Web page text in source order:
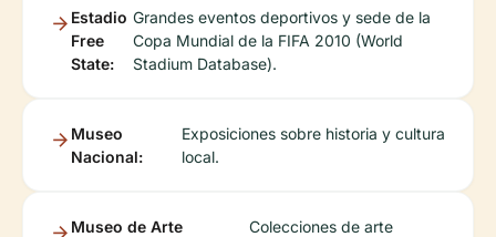
Estadio
Free
State:
Grandes eventos deportivos y sede de la
Copa Mundial de la FIFA 2010 (World
Stadium Database).
Museo
Nacional:
Exposiciones sobre historia y cultura
local.
Museo de Arte
Colecciones de arte